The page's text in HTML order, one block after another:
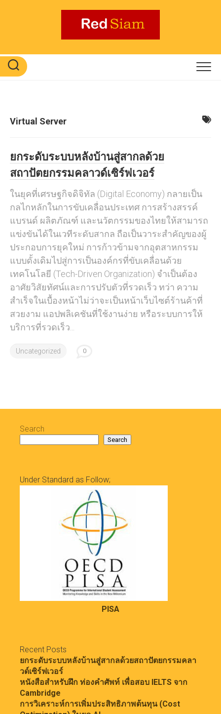
Virtual Server
ยกระดับระบบหลังบ้านสู่สากลด้วย
สถาปัตยกรรมคลาวด์เซิร์ฟเวอร์
ในยุคที่เศรษฐกิจดิจิทัล (Digital Economy) กลายเป็น
กลไกหลักในการขับเคลื่อนประเทศ การสร้างสรรค์
แบรนด์ ผลิตภัณฑ์ และนวัตกรรมของไทยให้สามารถ
แข่งขันได้ในเวทีระดับสากล ถือเป็นวาระสำคัญของผู้
ประกอบการยุคใหม่ การก้าวข้ามจากอุตสาหกรรม
แบบดั้งเดิมไปสู่การเป็นองค์กรที่ขับเคลื่อนด้วย
เทคโนโลยี (Tech-Driven Organization) จำเป็นต้อง
อาศัยวิสัยทัศน์และการปรับตัวที่รวดเร็ว ทว่า ความ
สำเร็จในเบื้องหน้าไม่ว่าจะเป็นหน้าเว็บไซต์ร้านค้าที่
สวยงาม แอปพลิเคชันที่ใช้งานง่าย หรือระบบการให้
บริการที่รวดเร็ว...
Uncategorized 0
Search
Search
Under Standard as Follow;
PISA
Recent Posts
ยกระดับระบบหลังบ้านสู่สากลด้วยสถาปัตยกรรมคลา
วด์เซิร์ฟเวอร์
หนังสือสำหรับฝึก ท่องคำศัพท์ เพื่อสอบ IELTS จาก
Cambridge
การวิเคราะห์การเพิ่มประสิทธิภาพต้นทุน (Cost